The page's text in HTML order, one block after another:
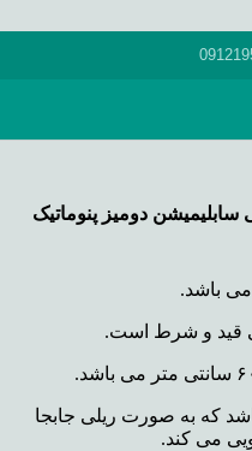
دومیز
در ۶۰
دومیز پنوماتیک
می باشد.
قید و شرط است.
دومیز ۴۰ در ۶۰ می باشد که به صورت ریلی جابجا
می کند.